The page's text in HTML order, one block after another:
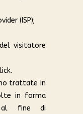
(ISP);
visitatore
trattate in
in forma
al fine di